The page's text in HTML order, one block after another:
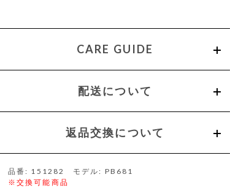
CARE GUIDE
配送について
返品交換について
品番: 151282 モデル: PB681
※交換可能商品